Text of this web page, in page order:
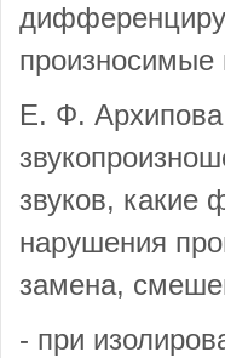
произносимые
Е. Ф. Архипова
звуков, какие
нарушения
замена,
- при